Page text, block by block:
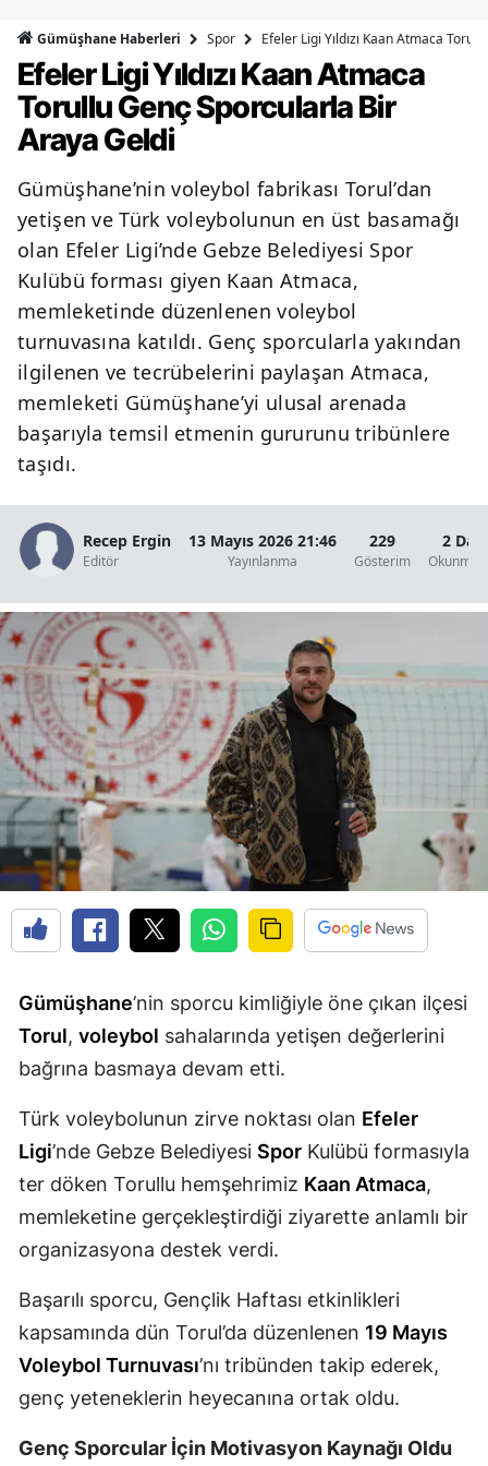
Bingöl
Bitlis
Burdur
Bursa
Çanakkale
Çankırı
Çorum
Denizli
Elazığ
Erzincan
Erzurum
Eskişehir
Gaziantep
Giresun
Gümüşhane
Hakkari
Hatay
Mersin
İstanbul
Kars
Kastamonu
Kayseri
Kırşehir
Kocaeli
Konya
Kütahya
Gümüşhane Haberleri Spor Efeler Ligi Yıldızı Kaan Atmaca
Efeler Ligi Yıldızı Kaan Atmaca
Torullu Genç Sporcularla Bir
Araya Geldi
Gümüşhane’nin voleybol fabrikası Torul’dan
yetişen ve Türk voleybolunun en üst basamağı
olan Efeler Ligi’nde Gebze Belediyesi Spor
Kulübü forması giyen Kaan Atmaca,
memleketinde düzenlenen voleybol
turnuvasına katıldı. Genç sporcularla yakından
ilgilenen ve tecrübelerini paylaşan Atmaca,
memleketi Gümüşhane’yi ulusal arenada
başarıyla temsil etmenin gururunu tribünlere
taşıdı.
Recep Ergin
Editör
13 Mayıs 2026 21:46
Yayınlanma
229
Gösterim
2
Okunma
Gümüşhane’nin sporcu kimliğiyle öne çıkan ilçesi
Torul, voleybol sahalarında yetişen değerlerini
bağrına basmaya devam etti.
Türk voleybolunun zirve noktası olan Efeler
Ligi’nde Gebze Belediyesi Spor Kulübü formasıyla
ter döken Torullu hemşehrimiz Kaan Atmaca,
memleketine gerçekleştirdiği ziyarette anlamlı bir
organizasyona destek verdi.
Başarılı sporcu, Gençlik Haftası etkinlikleri
kapsamında dün Torul’da düzenlenen 19 Mayıs
Voleybol Turnuvası’nı tribünden takip ederek,
genç yeteneklerin heyecanına ortak oldu.
Genç Sporcular İçin Motivasyon Kaynağı Oldu